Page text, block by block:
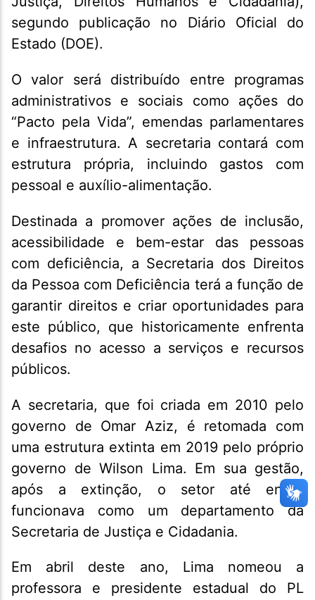
segundo publicação no Diário Oficial do
Estado (DOE).
O valor será distribuído entre programas
administrativos e sociais como ações do
“Pacto pela Vida”, emendas parlamentares
e infraestrutura. A secretaria contará com
estrutura própria, incluindo gastos com
pessoal e auxílio-alimentação.
Destinada a promover ações de inclusão,
acessibilidade e bem-estar das pessoas
com deficiência, a Secretaria dos Direitos
da Pessoa com Deficiência terá a função de
garantir direitos e criar oportunidades para
este público, que historicamente enfrenta
desafios no acesso a serviços e recursos
públicos.
A secretaria, que foi criada em 2010 pelo
governo de Omar Aziz, é retomada com
uma estrutura extinta em 2019 pelo próprio
governo de Wilson Lima. Em sua gestão,
após a extinção, o setor até então
funcionava como um departamento da
Secretaria de Justiça e Cidadania.
Em abril deste ano, Lima nomeou a
professora e presidente estadual do PL